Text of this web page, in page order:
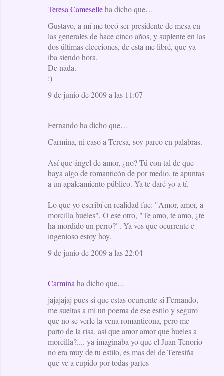
Teresa Cameselleha dicho que…
Gustavo, a mí me tocó ser presidente de mesa en
las generales de hace cinco años, y suplente en las
dos últimas elecciones, de esta me libré, que ya
iba siendo hora.
De nada.
:)
9 de junio de 2009 a las 11:07
Fernando ha dicho que…
Carmina, ni caso a Teresa, soy parco en palabras.
Así que ángel de amor, ¿no? Tú con tal de que
haya algo de romanticón de por medio, te apuntas
a un apaleamiento público. Ya te daré yo a tí.
Lo que yo escribí en realidad fue: "Amor, amor, a
morcilla hueles", O ese otro, "Te amo, te amo, ¿te
ha mordido un perro?". Ya ves que ocurrente e
ingenioso estoy hoy.
9 de junio de 2009 a las 22:04
Carmina ha dicho que…
jajajajaj pues si que estas ocurrente si Fernando,
me sueltas a mi un poema de ese estilo y seguro
que no se verle la vena romanticona, pero me
parto de la risa, asi que amor amor que hueles a
morcilla?.... ya imaginaba yo que el Juan Tenorio
no era muy de tu estilo, es mas del de Teresiña
que ve a cupido por todas partes